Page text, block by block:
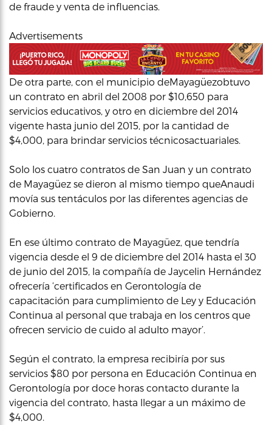
de fraude y venta de influencias.
Advertisements
De otra parte, con el municipio deMayagüezobtuvo
un contrato en abril del 2008 por $10,650 para
servicios educativos, y otro en diciembre del 2014
vigente hasta junio del 2015, por la cantidad de
$4,000, para brindar servicios técnicosactuariales.
Solo los cuatro contratos de San Juan y un contrato
de Mayagüez se dieron al mismo tiempo queAnaudi
movía sus tentáculos por las diferentes agencias de
Gobierno.
En ese último contrato de Mayagüez, que tendría
vigencia desde el 9 de diciembre del 2014 hasta el 30
de junio del 2015, la compañía de Jaycelin Hernández
ofrecería ‘certificados en Gerontología de
capacitación para cumplimiento de Ley y Educación
Continua al personal que trabaja en los centros que
ofrecen servicio de cuido al adulto mayor’.
Según el contrato, la empresa recibiría por sus
servicios $80 por persona en Educación Continua en
Gerontología por doce horas contacto durante la
vigencia del contrato, hasta llegar a un máximo de
$4,000.